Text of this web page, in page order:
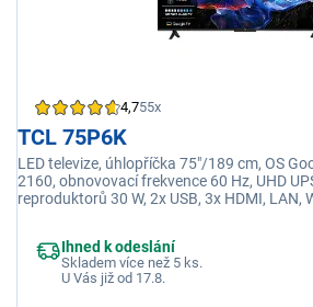
4,755x
TCL 75P6K
LED televize, úhlopříčka 75"/189 cm, OS
2160, obnovovací frekvence 60 Hz, UHD
reproduktorů 30 W, 2x USB, 3x HDMI, LAN,
Ihned k odeslání
Skladem více než 5 ks.
U Vás již od 17.8.